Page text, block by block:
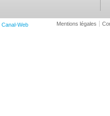
Canal-Web Mentions légales